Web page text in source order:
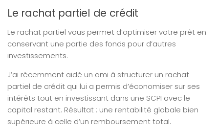
Le rachat partiel de crédit
Le rachat partiel vous permet d’optimiser votre prêt en
conservant une partie des fonds pour d’autres
investissements.
J’ai récemment aidé un ami à structurer un rachat
partiel de crédit qui lui a permis d’économiser sur ses
intérêts tout en investissant dans une SCPI avec le
capital restant. Résultat : une rentabilité globale bien
supérieure à celle d’un remboursement total.